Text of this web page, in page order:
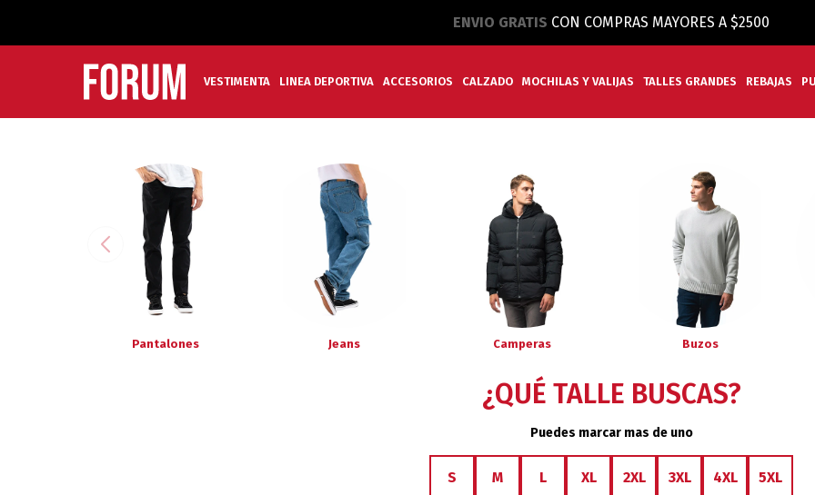
ENVIO GRATIS CON COMPRAS MAYORES A $2500
VESTIMENTA LINEA DEPORTIVA ACCESORIOS CALZADO MOCHILAS Y VALIJAS TALLES GRANDES REBAJAS
Pantalones Jeans Camperas Buzos
¿QUÉ TALLE BUSCAS?
Puedes marcar mas de uno
S M L XL 2XL 3XL 4XL 5XL